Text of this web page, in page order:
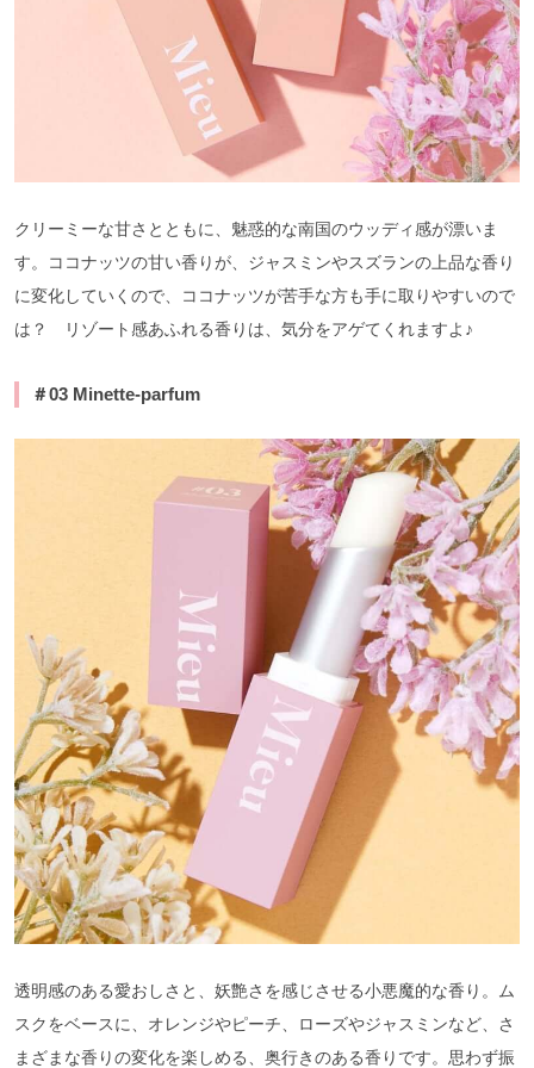
クリーミーな甘さとともに、魅惑的な南国のウッディ感が漂いま
す。ココナッツの甘い香りが、ジャスミンやスズランの上品な香り
に変化していくので、ココナッツが苦手な方も手に取りやすいので
は？ リゾート感あふれる香りは、気分をアゲてくれますよ♪
＃03 Minette-parfum
透明感のある愛おしさと、妖艶さを感じさせる小悪魔的な香り。ム
スクをベースに、オレンジやピーチ、ローズやジャスミンなど、さ
まざまな香りの変化を楽しめる、奥行きのある香りです。思わず振